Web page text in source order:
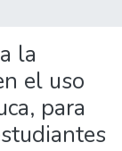
la
el uso
para